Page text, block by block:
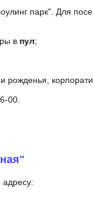
парк". Для
в пул;
рожденья,
00.
адресу: